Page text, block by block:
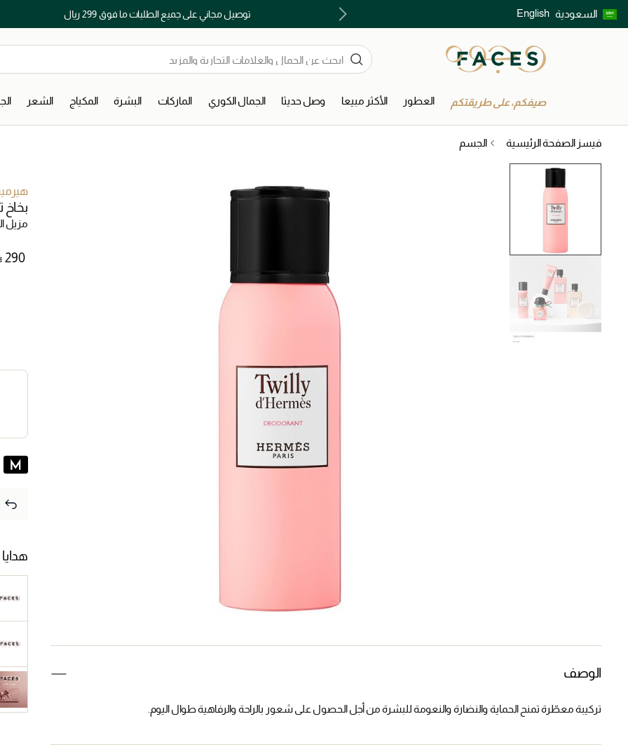
السعودية English توصيل مجاني على جميع الطلبات ما فوق 299 ريال اكتشفوا خدمات الجمال المختارة بعناية
صيفكم، على طريقتكم العطور الأكثر مبيعا وصل حديثا الجمال الكوري الماركات البشرة المكياج الشعر
فيسز الصفحة الرئيسية الجسم
الوصف
تركيبة معطّرة تمنح الحماية والنضارة والنعومة للبشرة من أجل الحصول على شعور بالراحة والرفاهية طوال اليوم.
بخاخ
مزيل
⁦290⁩